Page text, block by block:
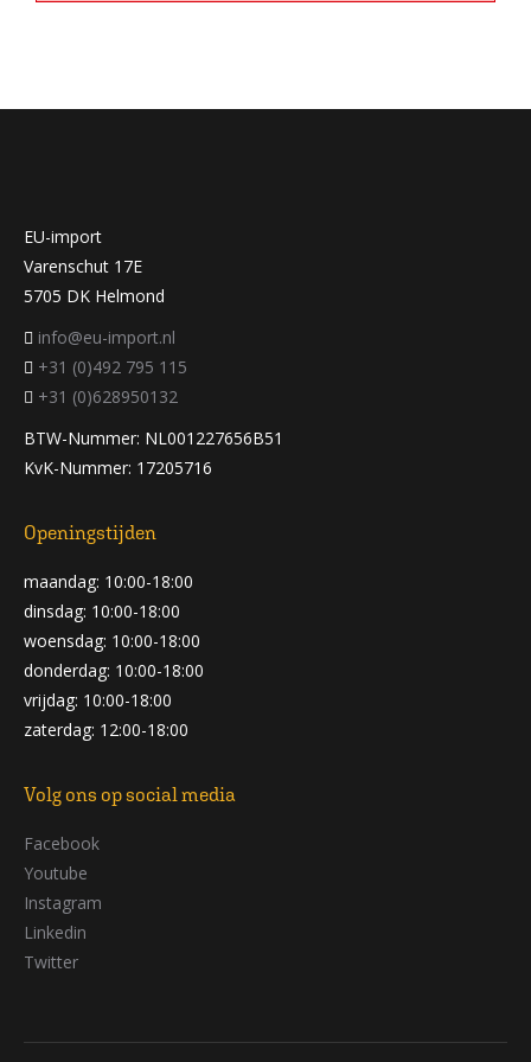
EU-import
Varenschut 17E
5705 DK Helmond
info@eu-import.nl
+31 (0)492 795 115
+31 (0)628950132
BTW-Nummer: NL001227656B51
KvK-Nummer: 17205716
Openingstijden
maandag: 10:00-18:00
dinsdag: 10:00-18:00
woensdag: 10:00-18:00
donderdag: 10:00-18:00
vrijdag: 10:00-18:00
zaterdag: 12:00-18:00
Volg ons op social media
Facebook
Youtube
Instagram
Linkedin
Twitter